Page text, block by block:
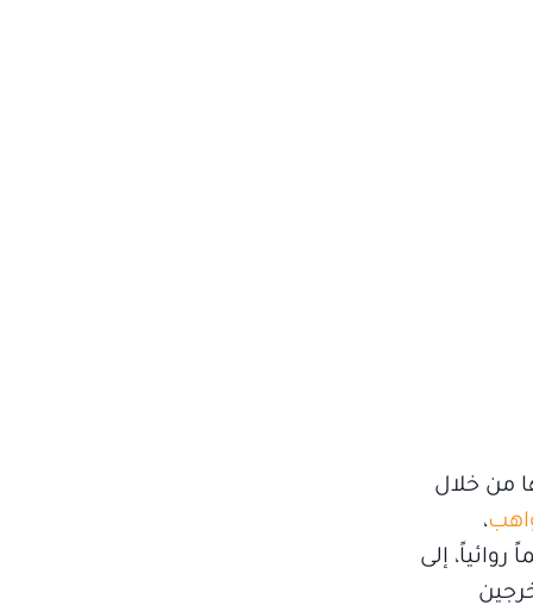
من خلال
،
وإلهامهم أفكاراً جديدة، خصوصاً أن المهرجان يعرض أكثر من 70 فيلماً روائياً، إلى